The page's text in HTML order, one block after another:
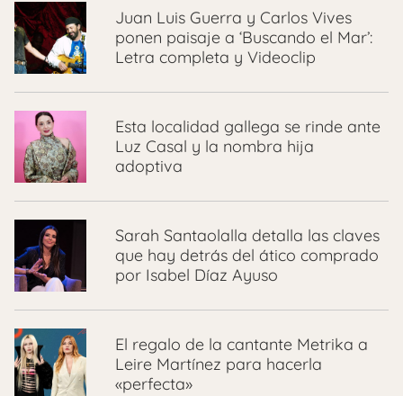
Juan Luis Guerra y Carlos Vives
ponen paisaje a ‘Buscando el Mar’:
Letra completa y Videoclip
Esta localidad gallega se rinde ante
Luz Casal y la nombra hija
adoptiva
Sarah Santaolalla detalla las claves
que hay detrás del ático comprado
por Isabel Díaz Ayuso
El regalo de la cantante Metrika a
Leire Martínez para hacerla
«perfecta»